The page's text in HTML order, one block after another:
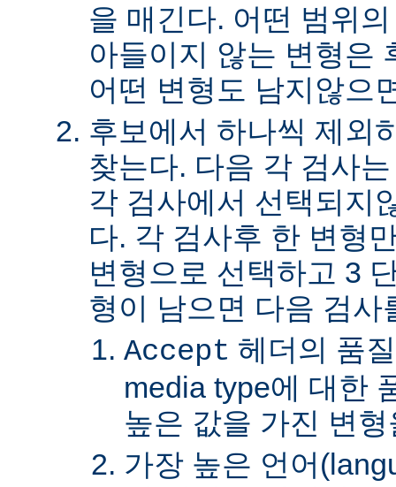
을 매긴다. 어떤 범위
아들이지 않는 변형은
어떤 변형도 남지않으
후보에서 하나씩 제외
찾는다. 다음 각 검사
각 검사에서 선택되지
다. 각 검사후 한 변형
변형으로 선택하고 3
형이 남으면 다음 검사
Accept 헤더의 품
media type에 대한
높은 값을 가진 변
가장 높은 언어